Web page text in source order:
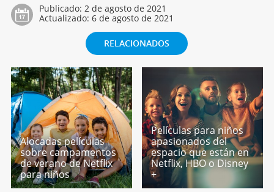
Publicado: 2 de agosto de 2021
Actualizado: 6 de agosto de 2021
RELACIONADOS
Alocadas películas
sobre campamentos
de verano de Netflix
para niños
Películas para niños
apasionados del
espacio que están en
Netflix, HBO o Disney
+